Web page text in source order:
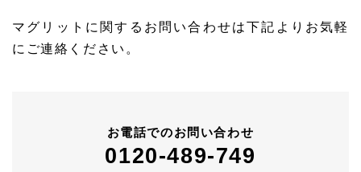
マグリットに関するお問い合わせは下記よりお気軽
にご連絡ください。
お電話でのお問い合わせ
0120-489-749